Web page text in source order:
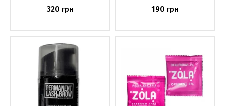
320 грн
Купить
190 грн